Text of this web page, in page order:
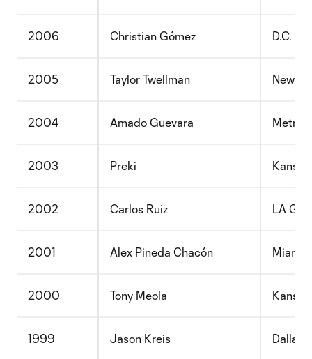
2006 Christian Gómez D.C.
2005 Taylor Twellman New
2004 Amado Guevara
2003 Preki
2002 Carlos Ruiz LA
2001 Alex Pineda Chacón Miami
2000 Tony Meola
1999 Jason Kreis Dallas